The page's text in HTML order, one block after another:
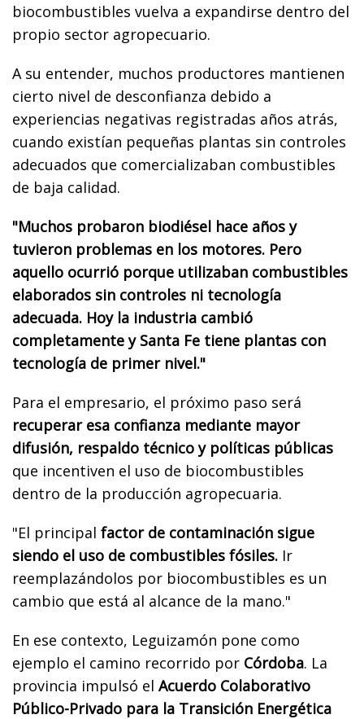
biocombustibles vuelva a expandirse dentro del
propio sector agropecuario.
A su entender, muchos productores mantienen
cierto nivel de desconfianza debido a
experiencias negativas registradas años atrás,
cuando existían pequeñas plantas sin controles
adecuados que comercializaban combustibles
de baja calidad.
"Muchos probaron biodiésel hace años y
tuvieron problemas en los motores. Pero
aquello ocurrió porque utilizaban combustibles
elaborados sin controles ni tecnología
adecuada. Hoy la industria cambió
completamente y Santa Fe tiene plantas con
tecnología de primer nivel."
Para el empresario, el próximo paso será
recuperar esa confianza mediante mayor
difusión, respaldo técnico y políticas públicas
que incentiven el uso de biocombustibles
dentro de la producción agropecuaria.
"El principal factor de contaminación sigue
siendo el uso de combustibles fósiles. Ir
reemplazándolos por biocombustibles es un
cambio que está al alcance de la mano."
En ese contexto, Leguizamón pone como
ejemplo el camino recorrido por Córdoba. La
provincia impulsó el Acuerdo Colaborativo
Público-Privado para la Transición Energética